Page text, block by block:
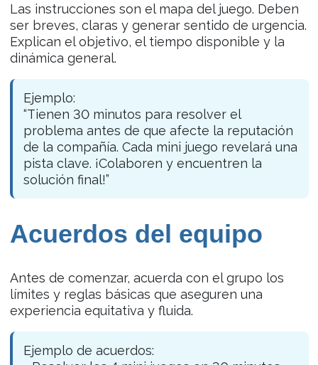
Las instrucciones son el mapa del juego. Deben
ser breves, claras y generar sentido de urgencia.
Explican el objetivo, el tiempo disponible y la
dinámica general.
Ejemplo:
“Tienen 30 minutos para resolver el
problema antes de que afecte la reputación
de la compañía. Cada mini juego revelará una
pista clave. ¡Colaboren y encuentren la
solución final!”
Acuerdos del equipo
Antes de comenzar, acuerda con el grupo los
límites y reglas básicas que aseguren una
experiencia equitativa y fluida.
Ejemplo de acuerdos: